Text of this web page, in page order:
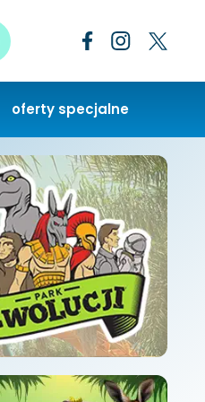
oferty specjalne